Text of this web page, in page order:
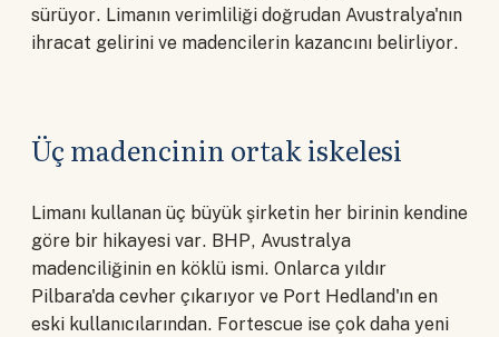
sürüyor. Limanın verimliliği doğrudan Avustralya'nın
ihracat gelirini ve madencilerin kazancını belirliyor.
Üç madencinin ortak iskelesi
Limanı kullanan üç büyük şirketin her birinin kendine
göre bir hikayesi var. BHP, Avustralya
madenciliğinin en köklü ismi. Onlarca yıldır
Pilbara'da cevher çıkarıyor ve Port Hedland'ın en
eski kullanıcılarından. Fortescue ise çok daha yeni